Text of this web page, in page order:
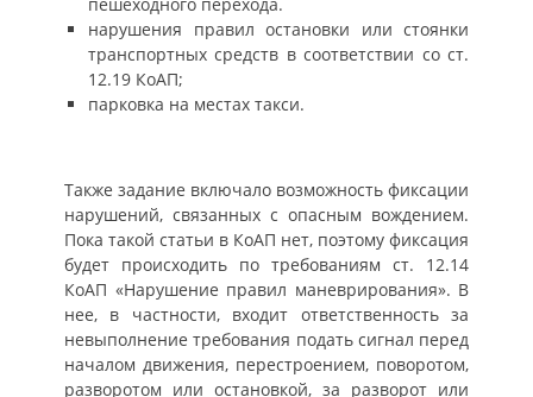
нарушения правил остановки или стоянки
транспортных средств в соответствии со ст.
12.19 КоАП;
парковка на местах такси.
Также задание включало возможность фиксации
нарушений, связанных с опасным вождением.
Пока такой статьи в КоАП нет, поэтому фиксация
будет происходить по требованиям ст. 12.14
КоАП «Нарушение правил маневрирования». В
нее, в частности, входит ответственность за
невыполнение требования подать сигнал перед
началом движения, перестроением, поворотом,
разворотом или остановкой, за разворот или